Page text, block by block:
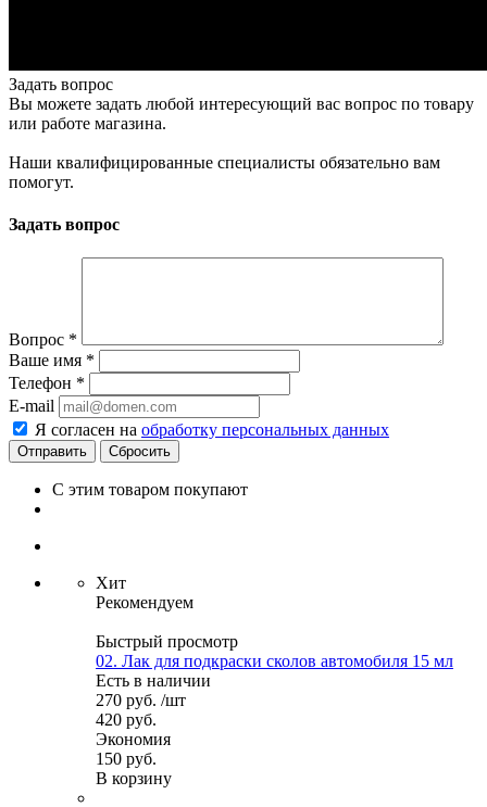
Задать вопрос
Вы можете задать любой интересующий вас вопрос по товару
или работе магазина.
Наши квалифицированные специалисты обязательно вам
помогут.
Задать вопрос
Вопрос *
Ваше имя *
Телефон *
E-mail
Я согласен на обработку персональных данных
Сбросить
С этим товаром покупают
Хит
Рекомендуем
Быстрый просмотр
02. Лак для подкраски сколов автомобиля 15 мл
Есть в наличии
270 руб. /шт
420 руб.
Экономия
150 руб.
В корзину